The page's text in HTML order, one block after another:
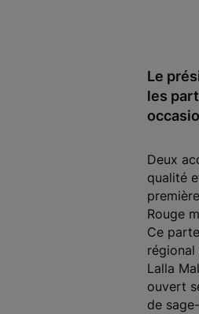
Le
les
Deux
qualité
Rouge
Ce
régional
Lalla
ouvert
de